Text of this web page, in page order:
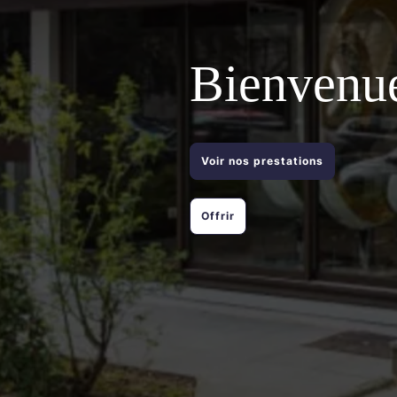
Voir nos prestations
Offrir